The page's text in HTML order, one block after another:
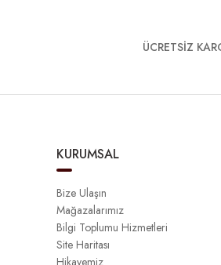
ÜCRETSİZ
KURUMSAL
Bize Ulaşın
Mağazalarımız
Bilgi Toplumu Hizmetleri
Site Haritası
Hikayemiz